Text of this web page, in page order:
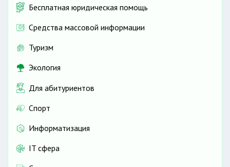
Бесплатная юридическая помощь
Средства массовой информации
Туризм
Экология
Для абитуриентов
Спорт
Информатизация
IT сфера